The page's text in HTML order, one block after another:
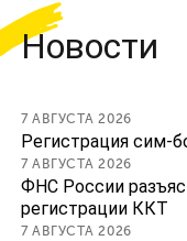
Новости
7 АВГУСТА 2026
Регистрация сим-
7 АВГУСТА 2026
ФНС России
регистрации ККТ
7 АВГУСТА 2026